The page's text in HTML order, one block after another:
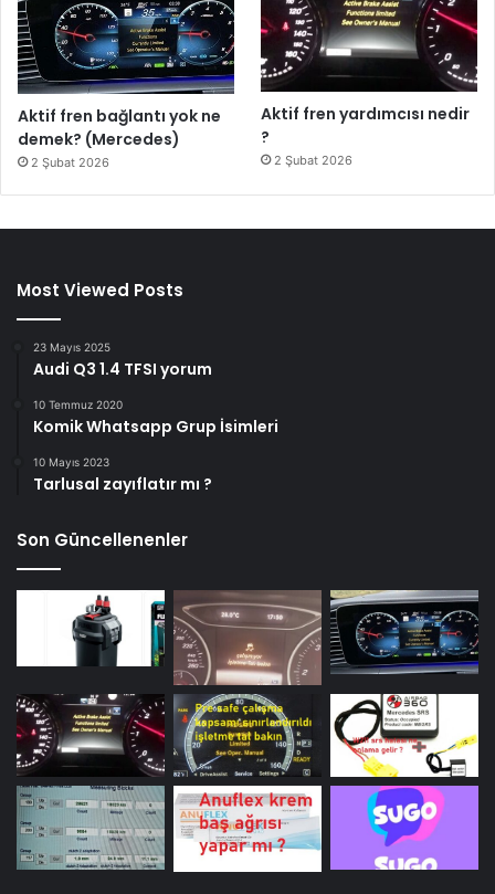
Aktif fren bağlantı yok ne
demek? (Mercedes)
2 Şubat 2026
Aktif fren yardımcısı nedir
?
2 Şubat 2026
Most Viewed Posts
23 Mayıs 2025
Audi Q3 1.4 TFSI yorum
10 Temmuz 2020
Komik Whatsapp Grup İsimleri
10 Mayıs 2023
Tarlusal zayıflatır mı ?
Son Güncellenenler